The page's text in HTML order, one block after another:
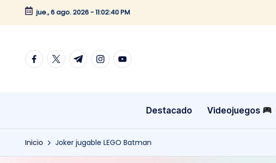
Saltar
contenido
jue., 6 ago. 2026-11:02:40 PM
facebook.com
twitter.com
t.me instagram.com
youtube.com
Destacado Videojuegos
Inicio Joker jugable LEGO Batman